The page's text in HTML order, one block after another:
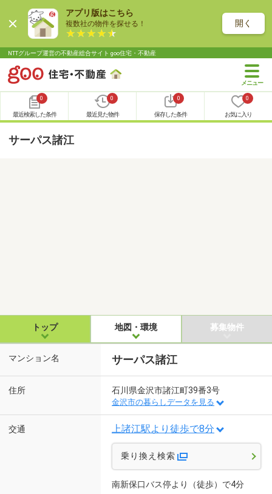
アプリ版はこちら
複数社の物件を探せる！ 開く
NTTグループ運営の不動産総合サイト goo住宅・不動産
0
最近検索した条件
0
最近見た物件
0
保存した条件
0
お気に入り
サーパス諸江
トップ 地図・環境 募集物件
マンション名 サーパス諸江
住所 石川県金沢市諸江町39番3号
金沢市の暮らしデータを見る
交通 上諸江駅より徒歩で8分
乗り換え検索
南新保口バス停より（徒歩）で4分